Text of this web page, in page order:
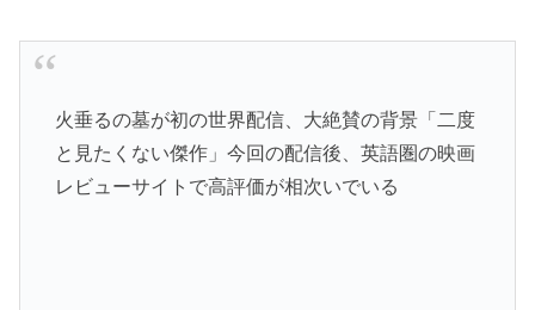
火垂るの墓が初の世界配信、大絶賛の背景「二度
と見たくない傑作」今回の配信後、英語圏の映画
レビューサイトで高評価が相次いでいる